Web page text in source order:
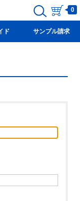
0
ド サンプル請求